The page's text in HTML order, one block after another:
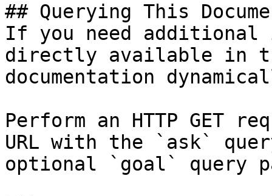
## Querying This
If you need
directly available in
documentation
Perform an HTTP GET
URL with the `ask`
optional `goal` query